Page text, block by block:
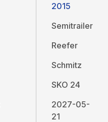
2015
Semitrailer
Reefer
Schmitz
SKO 24
2027-05-
21